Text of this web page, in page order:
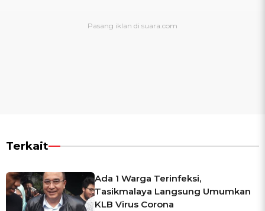
Terkait
Ada 1 Warga Terinfeksi,
Tasikmalaya Langsung Umumkan
KLB Virus Corona